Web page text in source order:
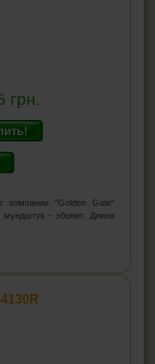
грн.
компании "Golden Gate"
- эбонит. Длина